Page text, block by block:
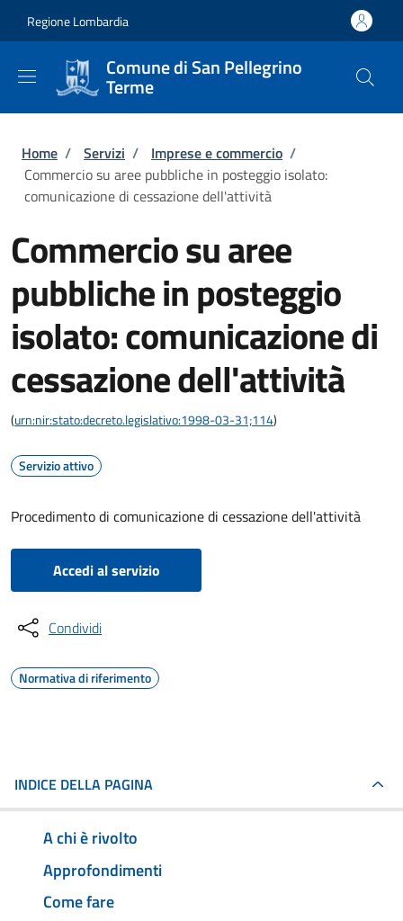
Regione Lombardia
Comune di San Pellegrino
Terme
Briciole di pane
Home / Servizi / Imprese e commercio /
Commercio su aree pubbliche in posteggio isolato:
comunicazione di cessazione dell'attività
Commercio su aree
pubbliche in posteggio
isolato: comunicazione di
cessazione dell'attività
(urn:nir:stato:decreto.legislativo:1998-03-31;114)
Servizio attivo
Procedimento di comunicazione di cessazione dell'attività
Accedi al servizio
Condividi
Normativa di riferimento
INDICE DELLA PAGINA
A chi è rivolto
Approfondimenti
Come fare